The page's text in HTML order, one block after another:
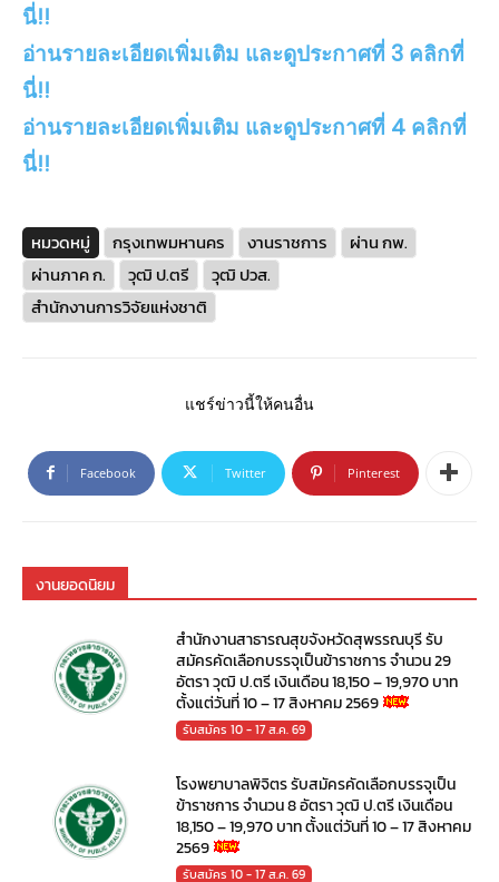
นี่!!
อ่านรายละเอียดเพิ่มเติม และดูประกาศที่ 3 คลิกที่
นี่!!
อ่านรายละเอียดเพิ่มเติม และดูประกาศที่ 4 คลิกที่
นี่!!
หมวดหมู่ กรุงเทพมหานคร งานราชการ
ผ่าน กพ.
ผ่านภาค ก.
วุฒิ ป.ตรี
วุฒิ ปวส.
สำนักงานการวิจัยแห่งชาติ
แชร์ข่าวนี้ให้คนอื่น
Facebook Twitter Pinterest
งานยอดนิยม
สำนักงานสาธารณสุขจังหวัดสุพรรณบุรี รับ
สมัครคัดเลือกบรรจุเป็นข้าราชการ จำนวน 29
อัตรา วุฒิ ป.ตรี เงินเดือน 18,150 – 19,970 บาท
ตั้งแต่วันที่ 10 – 17 สิงหาคม 2569
รับสมัคร 10 - 17 ส.ค. 69
โรงพยาบาลพิจิตร รับสมัครคัดเลือกบรรจุเป็น
ข้าราชการ จำนวน 8 อัตรา วุฒิ ป.ตรี เงินเดือน
18,150 – 19,970 บาท ตั้งแต่วันที่ 10 – 17 สิงหาคม
2569
รับสมัคร 10 - 17 ส.ค. 69